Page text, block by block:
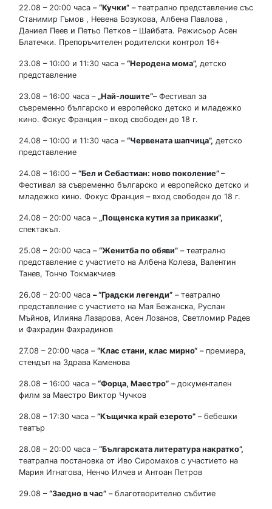
22.08 – 20:00 часа – “Кучки” – театрално представление със
Станимир Гъмов , Невена Бозукова, Албена Павлова ,
Даниел Пеев и Петьо Петков – Шайбата. Режисьор Асен
Блатечки. Препоръчителен родителски контрол 16+
23.08 – 10:00 и 11:30 часа – “Неродена мома”, детско
представление
23.08 – 16:00 часа – „Най-лошите“–Фестивал за
съвременно българско и европейско детско и младежко
кино. Фокус Франция – вход свободен до 18 г.
24.08 – 10:00 и 11:30 часа – “Червената шапчица”, детско
представление
24.08 – 16:00 – “Бел и Себастиан: ново поколение” –
Фестивал за съвременно българско и европейско детско и
младежко кино. Фокус Франция – вход свободен до 18 г.
24.08 – 20:00 часа – „Пощенска кутия за приказки“,
спектакъл.
25.08 – 20:00 часа – “Женитба по обяви” – театрално
представление с участието на Албена Колева, Валентин
Танев, Тончо Токмакчиев
26.08 – 20:00 часа – “Градски легенди” – театрално
представление с участието на Мая Бежанска, Руслан
Мъйнов, Илияна Лазарова, Асен Лозанов, Светломир Радев
и Фахрадин Фахрадинов
27.08 – 20:00 часа – “Клас стани, клас мирно“ – премиера,
стендъп на Здрава Каменова
28.08 – 16:00 часа – “Форца, Маестро” – документален
филм за Маестро Виктор Чучков
28.08 – 17:30 часа – “Къщичка край езерото” – бебешки
театър
28.08 – 20:00 часа – “Българската литература накратко”,
театрална постановка от Иво Сиромахов с участието на
Мария Игнатова, Ненчо Илчев и Антоан Петров
29.08 – “Заедно в час” – благотворително събитие